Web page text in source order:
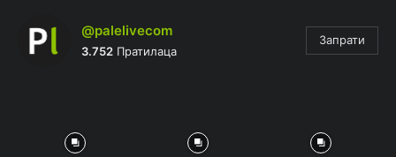
@palelivecom
3.752 Пратилаца
Запрати